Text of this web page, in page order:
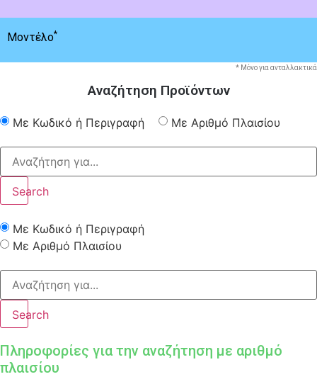
Μοντέλο*
* Μόνο για ανταλλακτικά
Αναζήτηση Προϊόντων
Με Κωδικό ή Περιγραφή Με Αριθμό Πλαισίου
Search
Με Κωδικό ή Περιγραφή
Με Αριθμό Πλαισίου
Search
Πληροφορίες για την αναζήτηση με αριθμό
πλαισίου